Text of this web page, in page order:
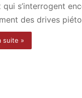
qui s’interrogent
des drives
suite »